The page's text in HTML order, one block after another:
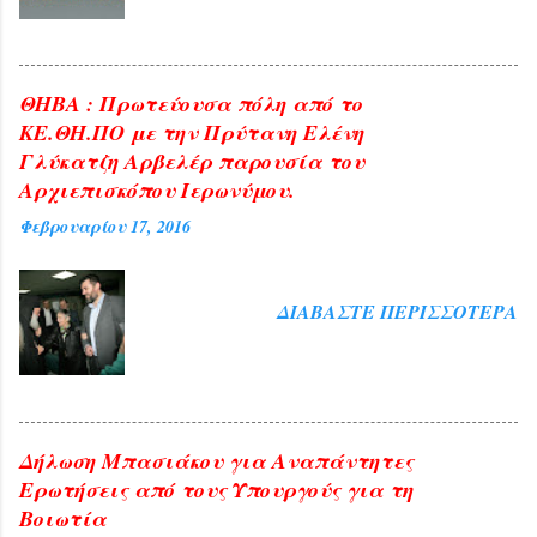
ΘΗΒΑ : Πρωτεύουσα πόλη από το
ΚΕ.ΘΗ.ΠΟ με την Πρύτανη Ελένη
Γλύκατζη Αρβελέρ παρουσία του
Αρχιεπισκόπου Ιερωνύμου.
Φεβρουαρίου 17, 2016
ΔΙΑΒΆΣΤΕ ΠΕΡΙΣΣΌΤΕΡΑ
Δήλωση Μπασιάκου για Αναπάντητες
Ερωτήσεις από τους Υπουργούς για τη
Βοιωτία